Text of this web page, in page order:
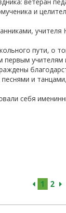
и
пути, о
первым
и
себя
1 2